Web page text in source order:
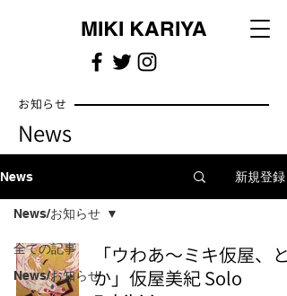
MIKI KARIYA
お知らせ
News
News 新規登録
全ての記事
News/お知らせ
News/お知らせ
「ウわあ～ミキ仮屋、と
か」仮屋美紀 Solo